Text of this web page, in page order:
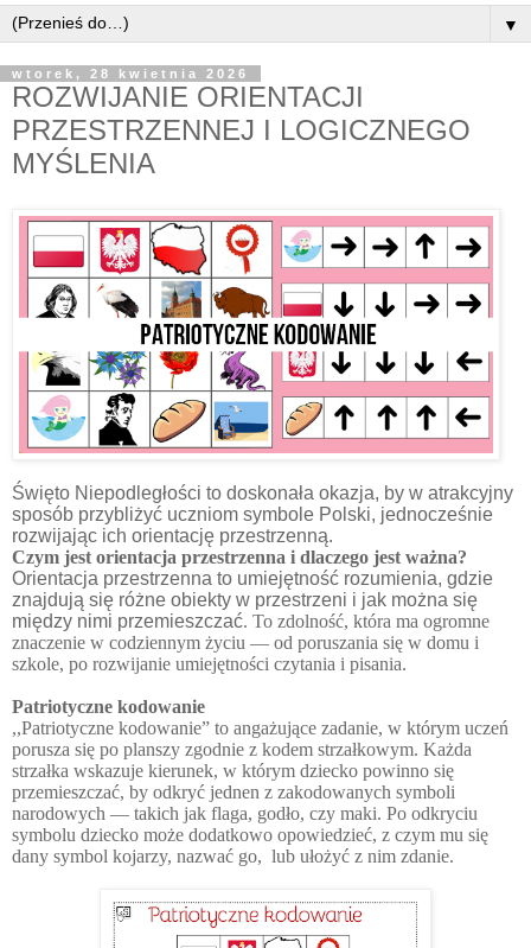
▼
wtorek, 28 kwietnia 2026
ROZWIJANIE ORIENTACJI
PRZESTRZENNEJ I LOGICZNEGO
MYŚLENIA
Święto Niepodległości to doskonała okazja, by w atrakcyjny
sposób przybliżyć uczniom symbole Polski, jednocześnie
rozwijając ich orientację przestrzenną.
Czym jest orientacja przestrzenna i dlaczego jest ważna?
Orientacja przestrzenna to umiejętność rozumienia, gdzie
znajdują się różne obiekty w przestrzeni i jak można się
między nimi przemieszczać. To zdolność, która ma ogromne
znaczenie w codziennym życiu — od poruszania się w domu i
szkole, po rozwijanie umiejętności czytania i pisania.
Patriotyczne kodowanie
,,Patriotyczne kodowanie” to angażujące zadanie, w którym uczeń
porusza się po planszy zgodnie z kodem strzałkowym. Każda
strzałka wskazuje kierunek, w którym dziecko powinno się
przemieszczać, by odkryć jednen z zakodowanych symboli
narodowych — takich jak flaga, godło, czy maki. Po odkryciu
symbolu dziecko może dodatkowo opowiedzieć, z czym mu się
dany symbol kojarzy, nazwać go, lub ułożyć z nim zdanie.